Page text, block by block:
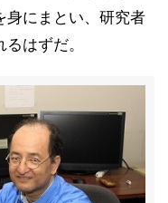
身にまとい、研究者
はずだ。